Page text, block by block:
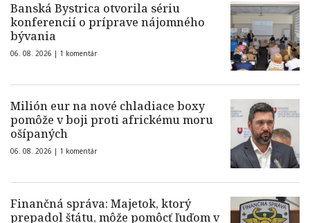
Banská Bystrica otvorila sériu
konferencií o príprave nájomného
bývania
06. 08. 2026 | 1 komentár
Milión eur na nové chladiace boxy
pomôže v boji proti africkému moru
ošípaných
06. 08. 2026 | 1 komentár
Finančná správa: Majetok, ktorý
prepadol štátu, môže pomôcť ľuďom v